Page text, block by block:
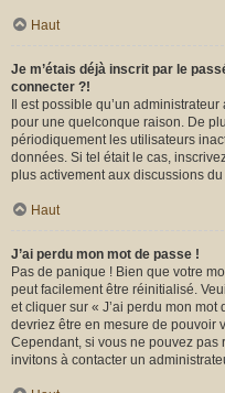
Haut
Je m’étais déjà inscrit par le
connecter ?!
Il est possible qu’un
pour une quelconque raison. De
périodiquement les utilisateurs
données. Si tel était le cas,
plus activement aux discussions du
Haut
J’ai perdu mon mot de passe !
Pas de panique ! Bien que votre
peut facilement être réinitialisé.
et cliquer sur « J’ai perdu mon
devriez être en mesure de pouvoir
Cependant, si vous ne pouvez pas
invitons à contacter un